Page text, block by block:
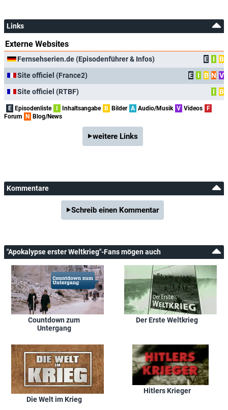
Links
Externe Websites
Fernsehserien.de (Episodenführer & Infos) E I
B
Site officiel (France2)
E I B N V
Site officiel (RTBF)
I B
E Episodenliste Inhaltsangabe B Bilder A Audio/Musik V Videos
F
Forum
N Blog/News
weitere Links
Kommentare
Schreib einen Kommentar
"Apokalypse erster Weltkrieg"-Fans mögen auch
Countdown zum
Untergang
Der Erste Weltkrieg
Die Welt im Krieg
Hitlers Krieger